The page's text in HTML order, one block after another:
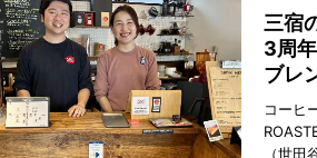
三宿
3周
ブレ
コーヒ
（世